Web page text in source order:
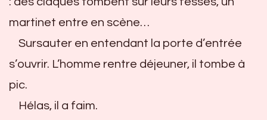
martinet entre en scène…
Sursauter en entendant la porte d’entrée
s’ouvrir. L’homme rentre déjeuner, il tombe à
pic.
Hélas, il a faim.